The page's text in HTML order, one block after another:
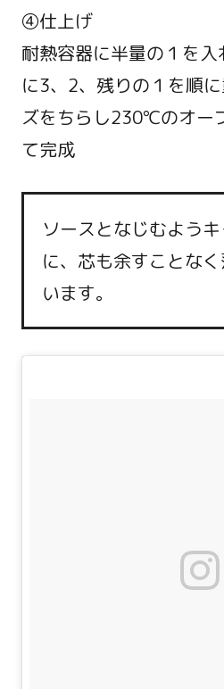
④仕上げ
耐熱容器に半量の１を
に3、2、残りの１を順
ズをちらし230℃のオー
て完成
ソースとなじむよう
に、芯も余すことな
います。